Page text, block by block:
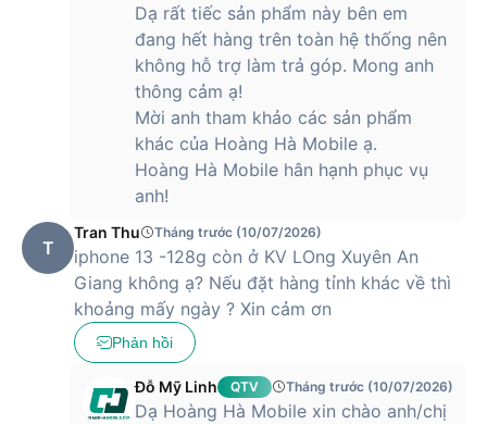
Dạ rất tiếc sản phẩm này bên em
đang hết hàng trên toàn hệ thống nên
không hỗ trợ làm trả góp. Mong anh
thông cảm ạ!
Mời anh tham khảo các sản phẩm
khác của Hoàng Hà Mobile ạ.
Hoàng Hà Mobile hân hạnh phục vụ
anh!
T
Tran Thu Tháng trước (10/07/2026)
iphone 13 -128g còn ở KV LOng Xuyên An
Giang không ạ? Nếu đặt hàng tỉnh khác về thì
khoảng mấy ngày ? Xin cảm ơn
Phản hồi
Đỗ Mỹ Linh QTV Tháng trước (10/07/2026)
Dạ Hoàng Hà Mobile xin chào anh/chị